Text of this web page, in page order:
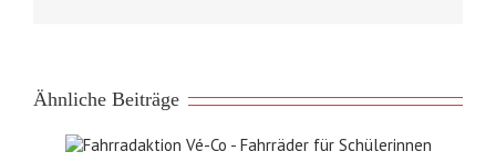
Ähnliche Beiträge